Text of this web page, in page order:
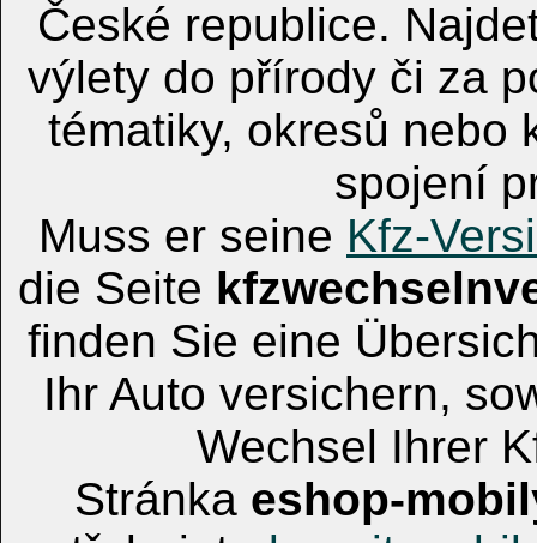
České republice.
výlety do přírody či za
tématiky, okresů nebo
spojení
Muss er seine Kfz-
die Seite
finden Sie eine
Ihr Auto versichern,
Wechsel Ihrer
Stránka eshop-